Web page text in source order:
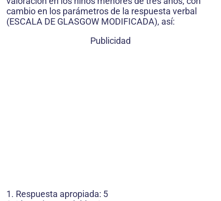
cambio en los parámetros de la respuesta verbal
(ESCALA DE GLASGOW MODIFICADA), así:
Publicidad
1. Respuesta apropiada: 5